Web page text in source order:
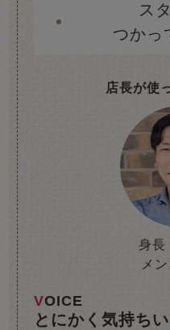
ス
つかっ
店長が使
身
メ
VOICE
とにかく気持ちい